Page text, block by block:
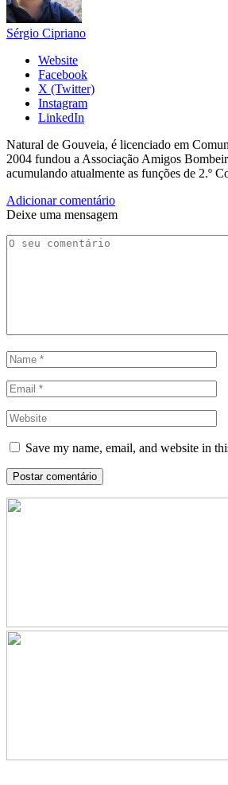
Sérgio Cipriano
Website
Facebook
X (Twitter)
Instagram
LinkedIn
Natural de Gouveia, é licenciado em
2004 fundou a Associação Amigos
acumulando atualmente as funções de 2.º
Adicionar comentário
Deixe uma mensagem
Save my name, email, and website in